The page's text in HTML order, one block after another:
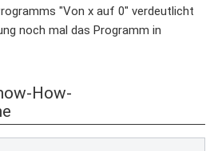
"Von x auf 0" verdeutlicht
noch mal das Programm in
How-